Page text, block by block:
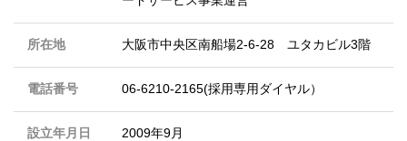
所在地 大阪市中央区南船場2-6-28 ユタカビル3階
電話番号 06-6210-2165(採用専用ダイヤル）
設立年月日 2009年9月